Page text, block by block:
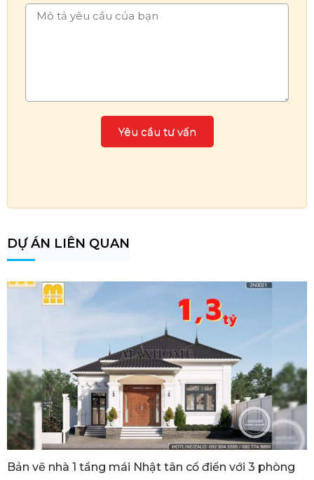
DỰ ÁN LIÊN QUAN
Bản vẽ nhà 1 tầng mái Nhật tân cổ điển với 3 phòng